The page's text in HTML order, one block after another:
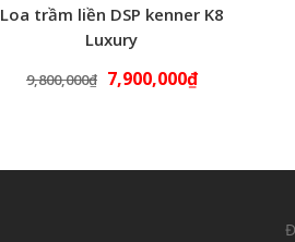
Loa trầm liền DSP kenner K8
Luxury
9,800,000₫ 7,900,000₫